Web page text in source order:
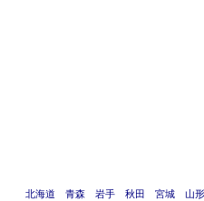
北海道 青森 岩手 秋田 宮城
山形